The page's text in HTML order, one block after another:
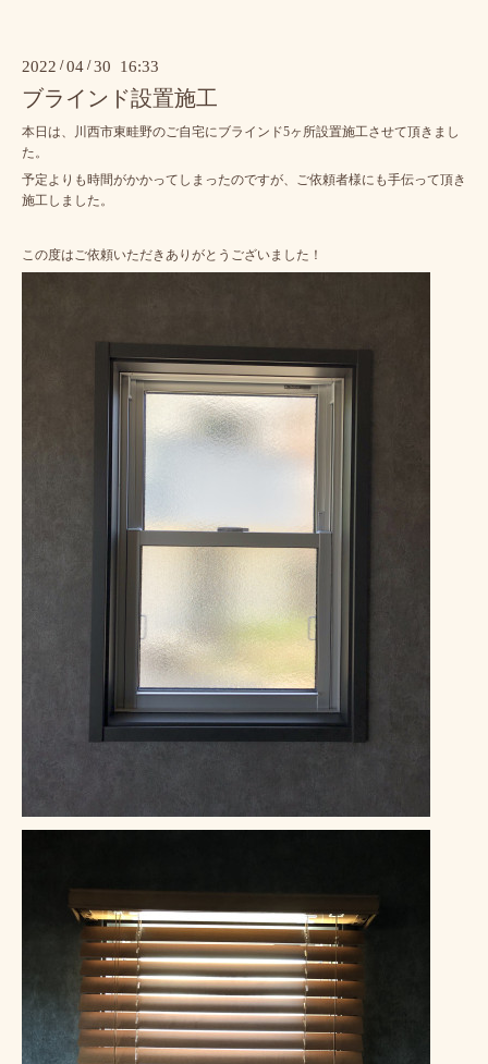
2022 /04 /30 16:33
ブラインド設置施工
本日は、川西市東畦野のご自宅にブラインド5ヶ所設置施工させて頂きまし
た。
予定よりも時間がかかってしまったのですが、ご依頼者様にも手伝って頂き
施工しました。
この度はご依頼いただきありがとうございました！